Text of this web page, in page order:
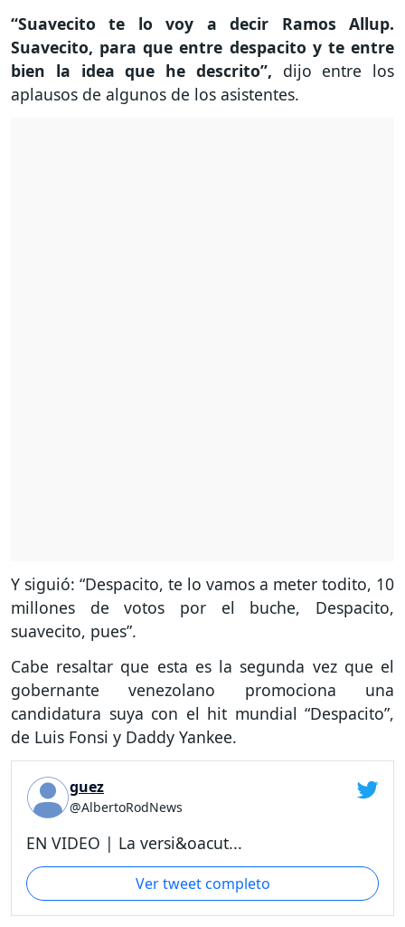
“Suavecito te lo voy a decir Ramos Allup.
Suavecito, para que entre despacito y te entre
bien la idea que he descrito”, dijo entre los
aplausos de algunos de los asistentes.
Y siguió: “Despacito, te lo vamos a meter todito, 10
millones de votos por el buche, Despacito,
suavecito, pues”.
Cabe resaltar que esta es la segunda vez que el
gobernante venezolano promociona una
candidatura suya con el hit mundial “Despacito”,
de Luis Fonsi y Daddy Yankee.
guez
@AlbertoRodNews
EN VIDEO | La versi&oacut...
Ver tweet completo